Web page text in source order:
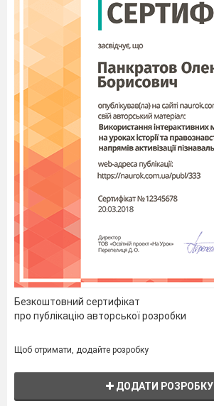
Безкоштовний сертифікат
про публікацію авторської розробки
Щоб отримати, додайте розробку
ДОДАТИ РОЗРОБКУ